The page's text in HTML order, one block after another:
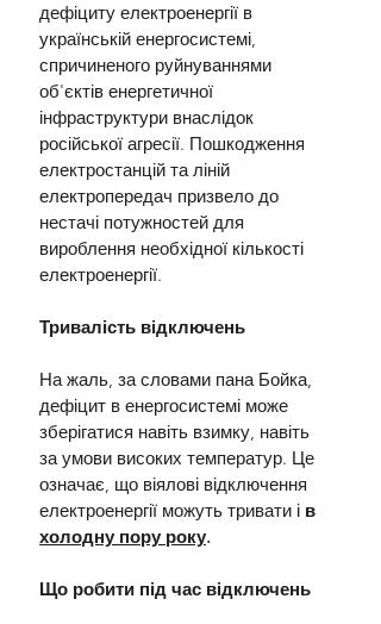
дефіциту електроенергії в
українській енергосистемі,
спричиненого руйнуваннями
об'єктів енергетичної
інфраструктури внаслідок
російської агресії. Пошкодження
електростанцій та ліній
електропередач призвело до
нестачі потужностей для
вироблення необхідної кількості
електроенергії.
Тривалість відключень
На жаль, за словами пана Бойка,
дефіцит в енергосистемі може
зберігатися навіть взимку, навіть
за умови високих температур. Це
означає, що віялові відключення
електроенергії можуть тривати і в
холодну пору року.
Що робити під час відключень